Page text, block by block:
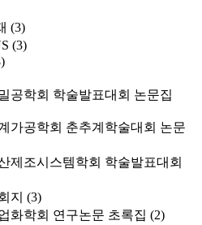
(3)
(3)
공학회 학술발표대회 논문집
가공학회 춘추계학술대회 논문
제조시스템학회 학술발표대회
지 (3)
화학회 연구논문 초록집 (2)